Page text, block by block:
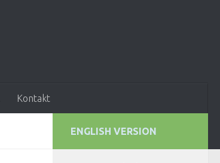
Kontakt
ENGLISH VERSION